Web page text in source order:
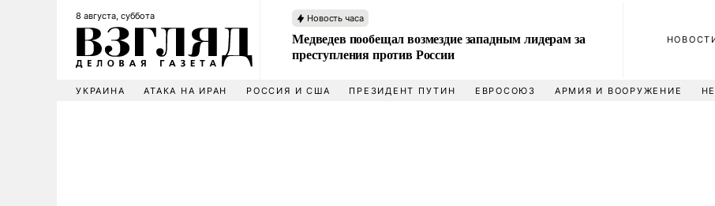
8 августа, суббота Новость часа
Медведев пообещал возмездие западным лидерам за
преступления против России
УКРАИНА АТАКА НА ИРАН РОССИЯ И США ПРЕЗИДЕНТ ПУТИН ЕВРОСОЮЗ АРМИЯ И ВООРУЖЕНИЕ